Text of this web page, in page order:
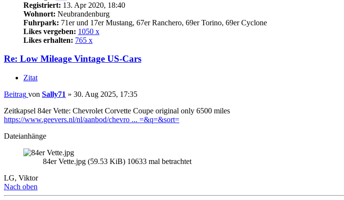
Registriert: 13. Apr 2020, 18:40
Wohnort: Neubrandenburg
Fuhrpark: 71er und 17er Mustang, 67er Ranchero, 69er Torino, 69er Cyclone
Likes vergeben: 1050 x
Likes erhalten: 765 x
Re: Low Mileage Vintage US-Cars
Zitat
Beitrag von Sally71 » 30. Aug 2025, 17:35
Zeitkapsel 84er Vette: Chevrolet Corvette Coupe original only 6500 miles
https://www.geevers.nl/nl/aanbod/chevro ... =&q=&sort=
Dateianhänge
84er Vette.jpg (59.53 KiB) 10633 mal betrachtet
LG, Viktor
Nach oben